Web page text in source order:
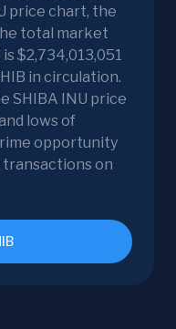
price chart, the
total market
$2,734,013,051
in circulation.
SHIBA INU price
lows of
opportunity
on